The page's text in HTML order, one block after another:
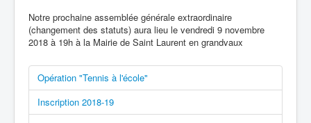
Notre prochaine assemblée générale extraordinaire
(changement des statuts) aura lieu le vendredi 9 novembre
2018 à 19h à la Mairie de Saint Laurent en grandvaux
Opération "Tennis à l'école"
Inscription 2018-19